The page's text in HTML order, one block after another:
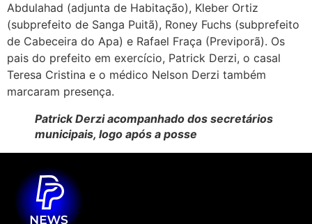
Abdulahad (adjunta de Habitação), Kleber Ortiz
(subprefeito de Sanga Puitã), Roney Fuchs (subprefeito
de Cabeceira do Apa) e Rafael Fraça (Previporã). Os
pais do prefeito em exercício, Patrick Derzi, o casal
Teresa Cristina e o médico Nelson Derzi também
marcaram presença.
Patrick Derzi acompanhado dos secretários
municipais, logo após a posse